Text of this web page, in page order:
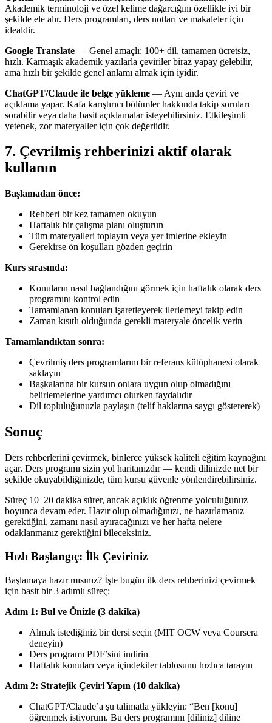
Akademik terminoloji ve özel kelime dağarcığını özellikle iyi bir
şekilde ele alır. Ders programları, ders notları ve makaleler için
idealdir.
Google Translate — Genel amaçlı: 100+ dil, tamamen ücretsiz,
hızlı. Karmaşık akademik yazılarla çeviriler biraz yapay gelebilir,
ama hızlı bir şekilde genel anlamı almak için iyidir.
ChatGPT/Claude ile belge yükleme — Aynı anda çeviri ve
açıklama yapar. Kafa karıştırıcı bölümler hakkında takip soruları
sorabilir veya daha basit açıklamalar isteyebilirsiniz. Etkileşimli
yetenek, zor materyaller için çok değerlidir.
7. Çevrilmiş rehberinizi aktif olarak
kullanın
Başlamadan önce:
Rehberi bir kez tamamen okuyun
Haftalık bir çalışma planı oluşturun
Tüm materyalleri toplayın veya yer imlerine ekleyin
Gerekirse ön koşulları gözden geçirin
Kurs sırasında:
Konuların nasıl bağlandığını görmek için haftalık olarak ders
programını kontrol edin
Tamamlanan konuları işaretleyerek ilerlemeyi takip edin
Zaman kısıtlı olduğunda gerekli materyale öncelik verin
Tamamlandıktan sonra:
Çevrilmiş ders programlarını bir referans kütüphanesi olarak
saklayın
Başkalarına bir kursun onlara uygun olup olmadığını
belirlemelerine yardımcı olurken faydalıdır
Dil topluluğunuzla paylaşın (telif haklarına saygı göstererek)
Sonuç
Ders rehberlerini çevirmek, binlerce yüksek kaliteli eğitim kaynağını
açar. Ders programı sizin yol haritanızdır — kendi dilinizde net bir
şekilde okuyabildiğinizde, tüm kursu güvenle yönlendirebilirsiniz.
Süreç 10–20 dakika sürer, ancak açıklık öğrenme yolculuğunuz
boyunca devam eder. Hazır olup olmadığınızı, ne hazırlamanız
gerektiğini, zamanı nasıl ayıracağınızı ve her hafta nelere
odaklanmanız gerektiğini bileceksiniz.
Hızlı Başlangıç: İlk Çeviriniz
Başlamaya hazır mısınız? İşte bugün ilk ders rehberinizi çevirmek
için basit bir 3 adımlı süreç:
Adım 1: Bul ve Önizle (3 dakika)
Almak istediğiniz bir dersi seçin (MIT OCW veya Coursera
deneyin)
Ders programı PDF’sini indirin
Haftalık konuları veya içindekiler tablosunu hızlıca tarayın
Adım 2: Stratejik Çeviri Yapın (10 dakika)
ChatGPT/Claude’a şu talimatla yükleyin: “Ben [konu]
öğrenmek istiyorum. Bu ders programını [diliniz] diline